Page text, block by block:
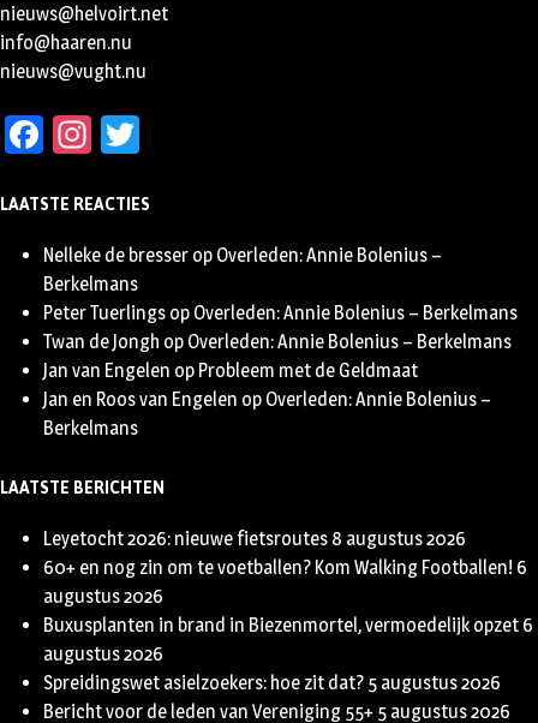
nieuws@helvoirt.net
info@haaren.nu
nieuws@vught.nu
Facebook
Instagram
LAATSTE REACTIES
Nelleke de bresser op Overleden: Annie Bolenius –
Berkelmans
Peter Tuerlings op Overleden: Annie Bolenius – Berkelmans
Twan de Jongh op Overleden: Annie Bolenius – Berkelmans
Jan van Engelen op Probleem met de Geldmaat
Jan en Roos van Engelen op Overleden: Annie Bolenius –
Berkelmans
LAATSTE BERICHTEN
Leyetocht 2026: nieuwe fietsroutes 8 augustus 2026
60+ en nog zin om te voetballen? Kom Walking Footballen! 6
augustus 2026
Buxusplanten in brand in Biezenmortel, vermoedelijk opzet 6
augustus 2026
Spreidingswet asielzoekers: hoe zit dat? 5 augustus 2026
Bericht voor de leden van Vereniging 55+ 5 augustus 2026